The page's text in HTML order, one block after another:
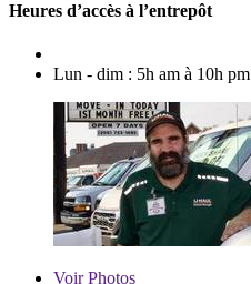
Heures d’accès à l’entrepôt
Lun - dim : 5h am à 10h pm
VoirPhotos